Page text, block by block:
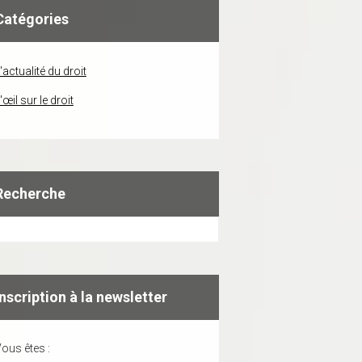
L'actualité du droit
L'œil sur le droit
à la newsletter
êtes :